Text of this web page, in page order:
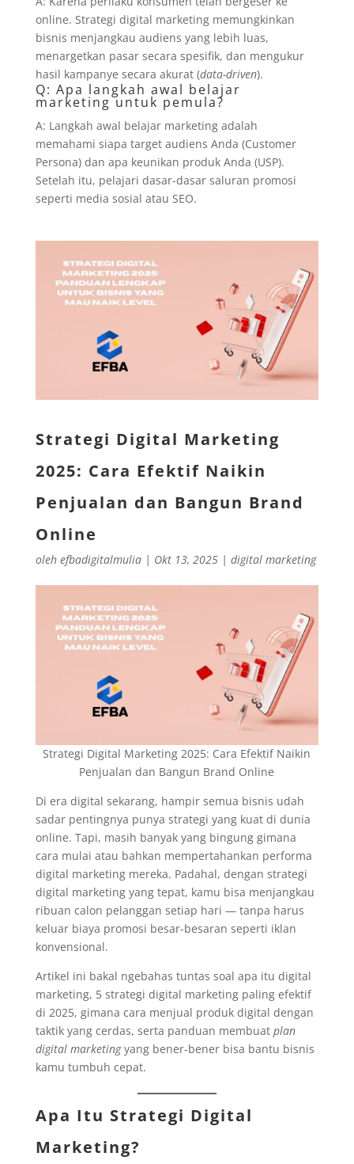
online. Strategi digital marketing memungkinkan
bisnis menjangkau audiens yang lebih luas,
menargetkan pasar secara spesifik, dan mengukur
hasil kampanye secara akurat (data-driven).
Q: Apa langkah awal belajar
marketing untuk pemula?
A: Langkah awal belajar marketing adalah
memahami siapa target audiens Anda (Customer
Persona) dan apa keunikan produk Anda (USP).
Setelah itu, pelajari dasar-dasar saluran promosi
seperti media sosial atau SEO.
Strategi Digital Marketing
2025: Cara Efektif Naikin
Penjualan dan Bangun Brand
Online
oleh efbadigitalmulia| Okt 13, 2025| digital marketing
Strategi Digital Marketing 2025: Cara Efektif Naikin
Penjualan dan Bangun Brand Online
Di era digital sekarang, hampir semua bisnis udah
sadar pentingnya punya strategi yang kuat di dunia
online. Tapi, masih banyak yang bingung gimana
cara mulai atau bahkan mempertahankan performa
digital marketing mereka. Padahal, dengan strategi
digital marketing yang tepat, kamu bisa menjangkau
ribuan calon pelanggan setiap hari — tanpa harus
keluar biaya promosi besar-besaran seperti iklan
konvensional.
Artikel ini bakal ngebahas tuntas soal apa itu digital
marketing, 5 strategi digital marketing paling efektif
di 2025, gimana cara menjual produk digital dengan
taktik yang cerdas, serta panduan membuat plan
digital marketingyang bener-bener bisa bantu bisnis
kamu tumbuh cepat.
Apa Itu Strategi Digital
Marketing?